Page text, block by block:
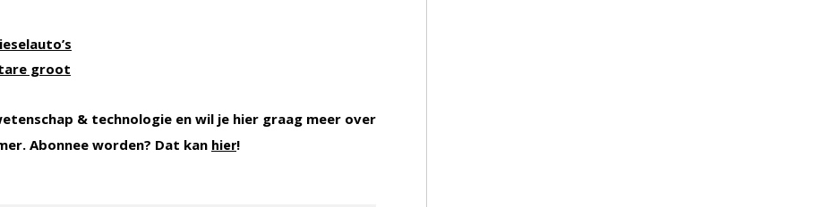
groot
& technologie en wil je hier graag meer over
Abonnee worden? Dat kan hier!